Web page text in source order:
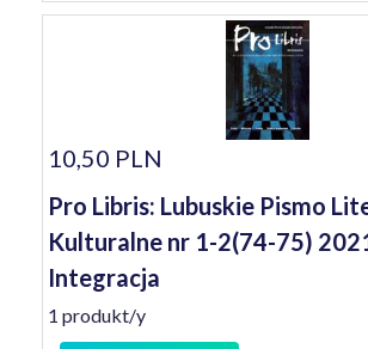
10,50 PLN
Pro Libris: Lubuskie Pismo
Kulturalne nr 1-2(74-75)
Integracja
1 produkt/y